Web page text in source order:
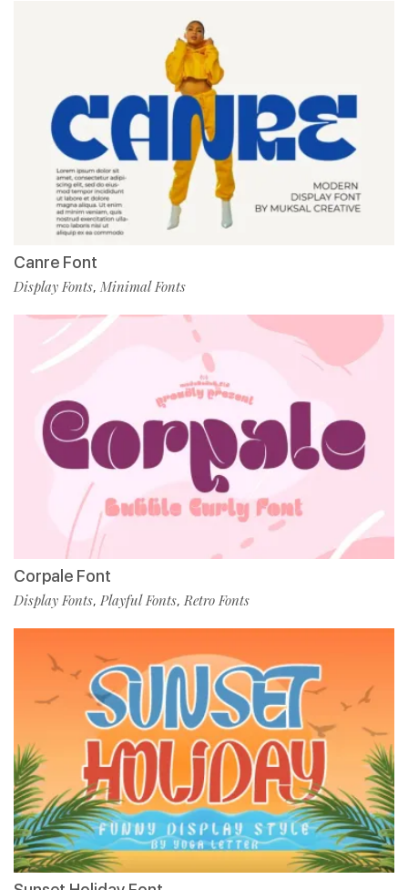
Canre Font
Display Fonts, Minimal Fonts
Corpale Font
Display Fonts, Playful Fonts, Retro Fonts